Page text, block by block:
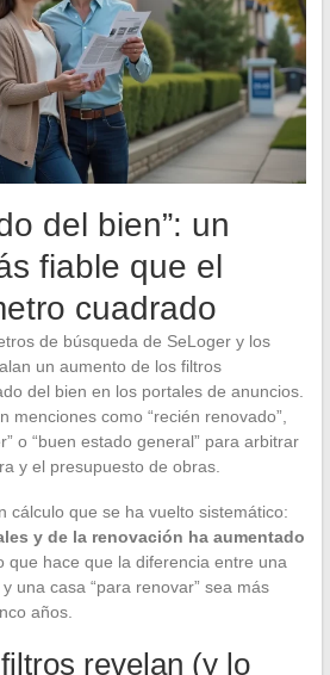
del bien”: un
fiable que el
cuadrado
de búsqueda de SeLoger y los
un aumento de los filtros
del bien en los portales de anuncios.
menciones como “recién renovado”,
o “buen estado general” para arbitrar
y el presupuesto de obras.
cálculo que se ha vuelto sistemático:
y de la renovación ha aumentado
que hace que la diferencia entre una
una casa “para renovar” sea más
años.
revelan (y lo